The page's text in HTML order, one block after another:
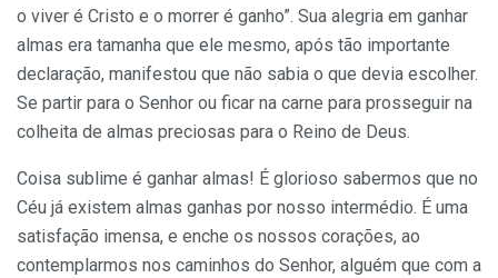
o viver é Cristo e o morrer é ganho”. Sua alegria em ganhar
almas era tamanha que ele mes­mo, após tão importante
declaração, manifestou que não sabia o que devia escolher.
Se partir para o Senhor ou ficar na carne para prosseguir na
colheita de almas preciosas para o Reino de Deus.
Coisa sublime é ganhar almas! É glorioso sabermos que no
Céu já existem almas ganhas por nosso intermédio. É uma
satisfação imensa, e enche os nossos corações, ao
contemplarmos nos caminhos do Senhor, alguém que com a